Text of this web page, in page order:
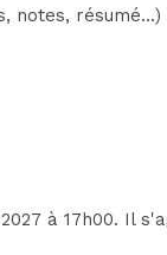
notes, résumé...)
à 17h00. Il